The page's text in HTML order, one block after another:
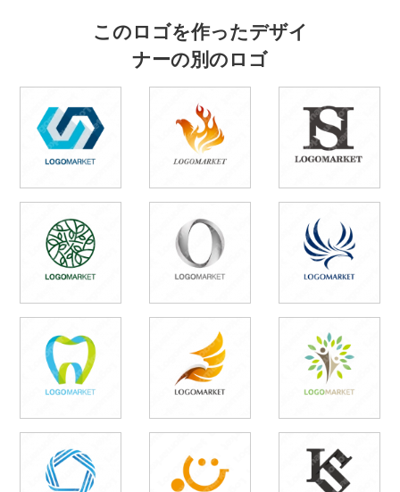
このロゴを作ったデザイ
ナーの別のロゴ